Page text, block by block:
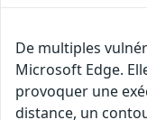
De multiples
Microsoft Edge.
provoquer une
distance, un